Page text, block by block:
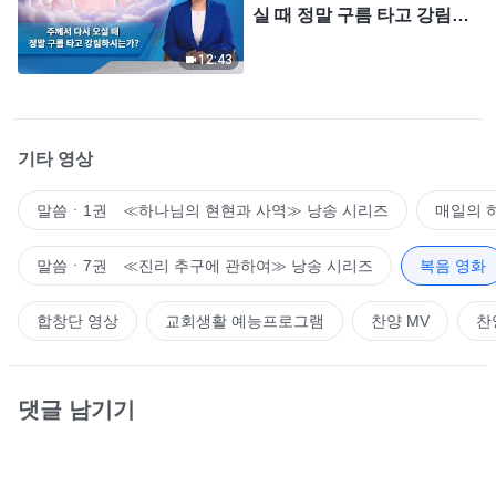
12:43
실 때 정말 구름 타고 강림하
기타 영상
말씀ㆍ1권 ≪하나님의 현현과 사역≫ 낭송 시리즈 매일의
말씀ㆍ7권 ≪진리 추구에 관하여≫ 낭송 시리즈 복음 영화
합창단 영상 교회생활 예능프로그램 찬양 MV 찬
댓글 남기기